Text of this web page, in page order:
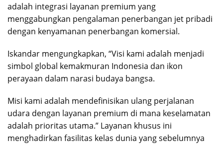
adalah integrasi layanan premium yang
menggabungkan pengalaman penerbangan jet pribadi
dengan kenyamanan penerbangan komersial.
Iskandar mengungkapkan, “Visi kami adalah menjadi
simbol global kemakmuran Indonesia dan ikon
perayaan dalam narasi budaya bangsa.
Misi kami adalah mendefinisikan ulang perjalanan
udara dengan layanan premium di mana keselamatan
adalah prioritas utama.” Layanan khusus ini
menghadirkan fasilitas kelas dunia yang sebelumnya